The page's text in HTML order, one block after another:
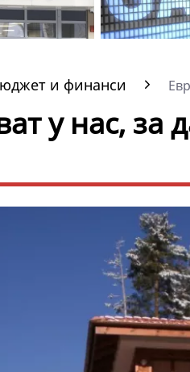
и финанси
у нас, за